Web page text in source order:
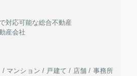
対応可能な総合不動産
産会社
/ マンション / 戸建て / 店舗 / 事務所